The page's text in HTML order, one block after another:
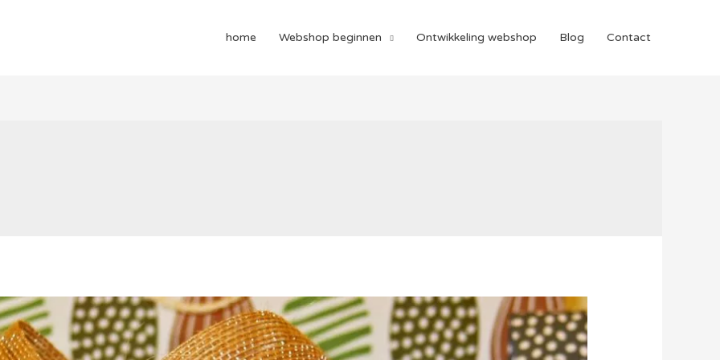
home Webshop beginnen Ontwikkeling webshop Blog Contact